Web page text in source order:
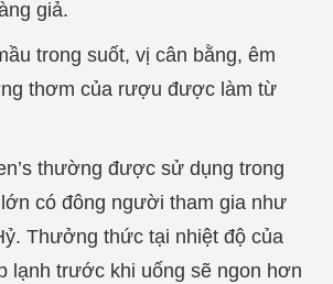
giả.
trong suốt, vị cân bằng, êm
thơm của rượu được làm từ
thường được sử dụng trong
có đông người tham gia như
Thưởng thức tại nhiệt độ của
lạnh trước khi uống sẽ ngon hơn